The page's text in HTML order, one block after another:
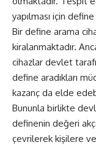
yapılması için
Bir define arama
kiralanmaktadır.
cihazlar devlet
define aradıkları
kazanç da elde
Bununla birlikte
definenin değeri
çevrilerek kişilere